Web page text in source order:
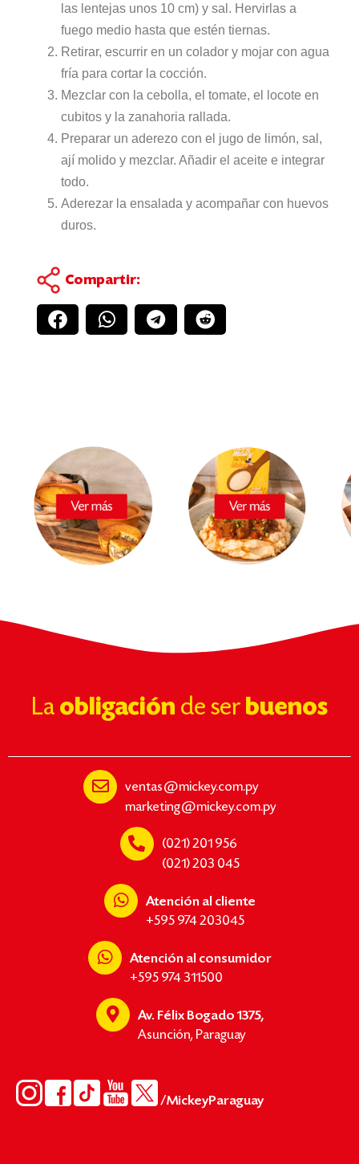
las lentejas unos 10 cm) y sal. Hervirlas a
fuego medio hasta que estén tiernas.
Retirar, escurrir en un colador y mojar con agua
fría para cortar la cocción.
Mezclar con la cebolla, el tomate, el locote en
cubitos y la zanahoria rallada.
Preparar un aderezo con el jugo de limón, sal,
ají molido y mezclar. Añadir el aceite e integrar
todo.
Aderezar la ensalada y acompañar con huevos
duros.
Compartir:
La obligación de ser buenos
ventas@mickey.com.py
marketing@mickey.com.py
(021) 201 956
(021) 203 045
Atención al cliente
+595 974 203045
Atención al consumidor
+595 974 311500
Av. Félix Bogado 1375,
Asunción, Paraguay
/MickeyParaguay